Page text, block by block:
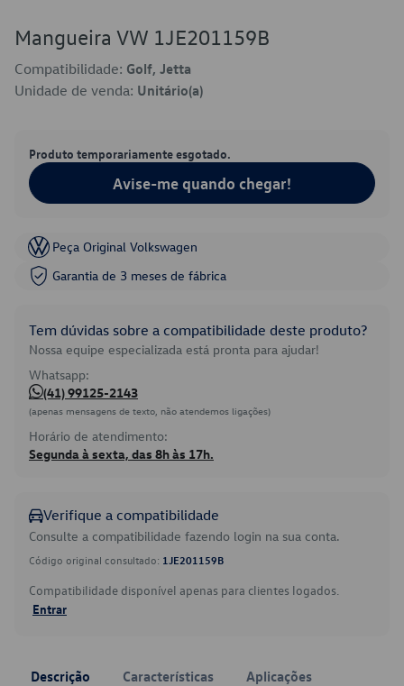
Mangueira VW 1JE201159B
Compatibilidade: Golf, Jetta
Unidade de venda: Unitário(a)
Produto temporariamente esgotado.
Avise-me quando chegar!
Peça Original Volkswagen
Garantia de 3 meses de fábrica
Tem dúvidas sobre a compatibilidade deste produto?
Nossa equipe especializada está pronta para ajudar!
Whatsapp:
(41) 99125-2143
(apenas mensagens de texto, não atendemos ligações)
Horário de atendimento:
Segunda à sexta, das 8h às 17h.
Verifique a compatibilidade
Consulte a compatibilidade fazendo login na sua conta.
Código original consultado: 1JE201159B
Compatibilidade disponível apenas para clientes logados.
Entrar
Descrição Características Aplicações